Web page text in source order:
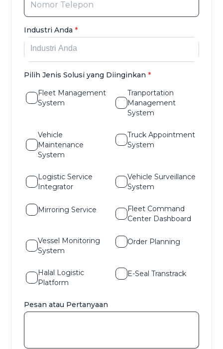
Industri Anda *
Pilih Jenis Solusi yang Diinginkan *
Fleet Management
System
Tranportation
Management
System
Vehicle
Maintenance
System
Truck Appointment
System
Logistic Service
Integrator
Vehicle Surveillance
System
Mirroring Service
Fleet Command
Center Dashboard
Vessel Monitoring
System
Order Planning
Halal Logistic
Platform
E-Seal Transtrack
Pesan atau Pertanyaan